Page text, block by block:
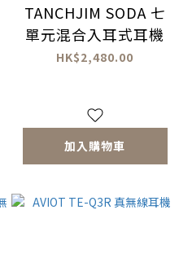
TANCHJIM SODA 七
單元混合入耳式耳機
HK$2,480.00
加入購物車